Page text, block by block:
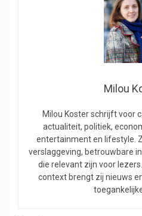
Milou
Milou Koster schrijft voor
actualiteit, politiek,
entertainment en lifestyle.
verslaggeving, betrouwbare
die relevant zijn voor
context brengt zij nieuws